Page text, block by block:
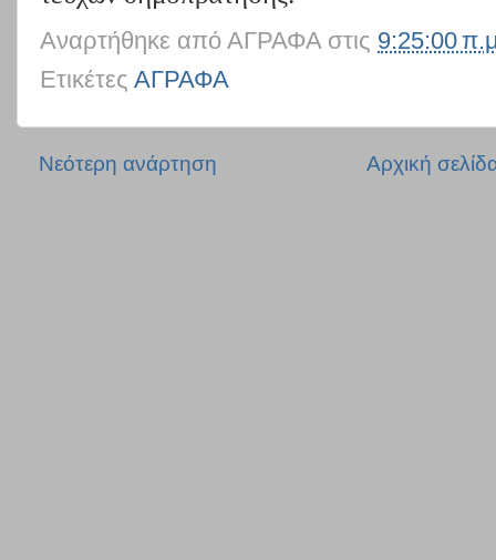
Αναρτήθηκε από ΑΓΡΑΦΑ στις 9:25:00
Ετικέτες ΑΓΡΑΦΑ
Νεότερη ανάρτηση Αρχική